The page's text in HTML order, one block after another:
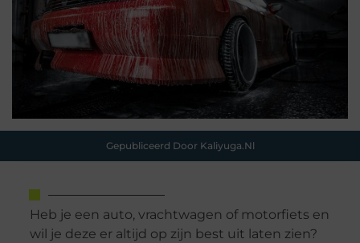
Gepubliceerd Door Kaliyuga.nl
Heb je een auto, vrachtwagen of motorfiets en
wil je deze er altijd op zijn best uit laten zien?